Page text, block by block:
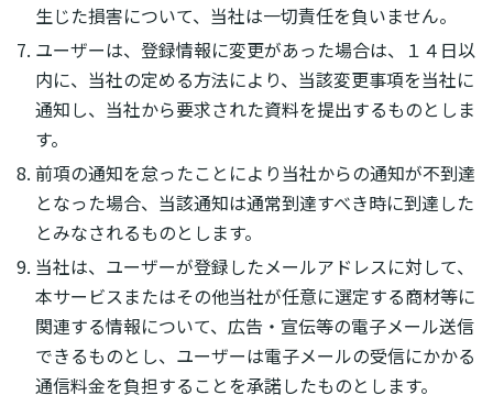
生じた損害について、当社は一切責任を負いません。
ユーザーは、登録情報に変更があった場合は、１４日以
内に、当社の定める方法により、当該変更事項を当社に
通知し、当社から要求された資料を提出するものとしま
す。
前項の通知を怠ったことにより当社からの通知が不到達
となった場合、当該通知は通常到達すべき時に到達した
とみなされるものとします。
当社は、ユーザーが登録したメールアドレスに対して、
本サービスまたはその他当社が任意に選定する商材等に
関連する情報について、広告・宣伝等の電子メール送信
できるものとし、ユーザーは電子メールの受信にかかる
通信料金を負担することを承諾したものとします。